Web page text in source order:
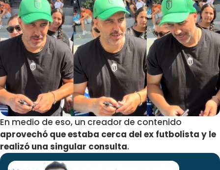
En medio de eso, un creador de contenido
aprovechó que estaba cerca del ex futbolista y le
realizó una singular consulta.